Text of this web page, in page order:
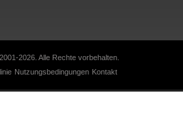
2026. Alle Rechte vorbehalten.
Nutzungsbedingungen Kontakt